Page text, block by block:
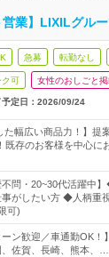
業】LIXILグルー
急募 転勤なし
ク可 女性のおしごと掲
定日： 2026/09/24
た幅広い商品力！】提
既存のお客様を中心
不問・20~30代活躍中
がしたい方 ◆人柄重
可)
ーン歓迎／車通勤OK！
佐賀、長崎、熊本、…